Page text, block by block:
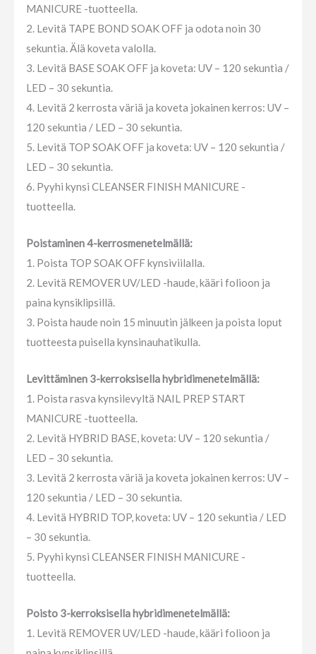
MANICURE -tuotteella.
2. Levitä TAPE BOND SOAK OFF ja odota noin 30
sekuntia. Älä koveta valolla.
3. Levitä BASE SOAK OFF ja koveta: UV – 120 sekuntia /
LED – 30 sekuntia.
4. Levitä 2 kerrosta väriä ja koveta jokainen kerros: UV –
120 sekuntia / LED – 30 sekuntia.
5. Levitä TOP SOAK OFF ja koveta: UV – 120 sekuntia /
LED – 30 sekuntia.
6. Pyyhi kynsi CLEANSER FINISH MANICURE -
tuotteella.
Poistaminen 4-kerrosmenetelmällä:
1. Poista TOP SOAK OFF kynsiviilalla.
2. Levitä REMOVER UV/LED -haude, kääri folioon ja
paina kynsiklipsillä.
3. Poista haude noin 15 minuutin jälkeen ja poista loput
tuotteesta puisella kynsinauhatikulla.
Levittäminen 3-kerroksisella hybridimenetelmällä:
1. Poista rasva kynsilevyltä NAIL PREP START
MANICURE -tuotteella.
2. Levitä HYBRID BASE, koveta: UV – 120 sekuntia /
LED – 30 sekuntia.
3. Levitä 2 kerrosta väriä ja koveta jokainen kerros: UV –
120 sekuntia / LED – 30 sekuntia.
4. Levitä HYBRID TOP, koveta: UV – 120 sekuntia / LED
– 30 sekuntia.
5. Pyyhi kynsi CLEANSER FINISH MANICURE -
tuotteella.
Poisto 3-kerroksisella hybridimenetelmällä:
1. Levitä REMOVER UV/LED -haude, kääri folioon ja